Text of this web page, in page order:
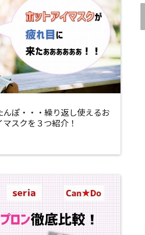
んぽ・・・繰り返し使えるお
スクを３つ紹介！